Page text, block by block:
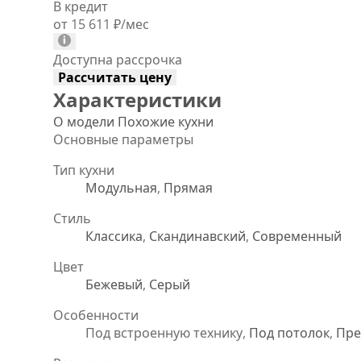
В кредит
от 15 611 ₽/мес
Доступна рассрочка
Рассчитать цену
Характеристики
О модели Похожие кухни
Основные параметры
Тип кухни
Модульная, Прямая
Стиль
Классика, Скандинавский, Современный
Цвет
Бежевый, Серый
Особенности
Под встроенную технику, Под потолок,